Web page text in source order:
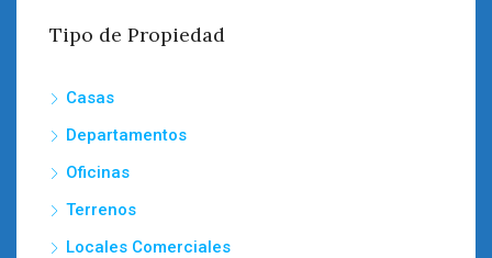
Tipo de Propiedad
Casas
Departamentos
Oficinas
Terrenos
Locales Comerciales